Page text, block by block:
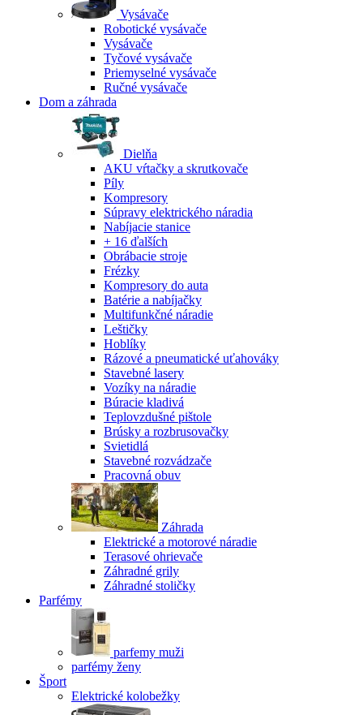
Vysávače
Robotické vysávače
Vysávače
Tyčové vysávače
Priemyselné vysávače
Ručné vysávače
Dom a záhrada
Dielňa
AKU vŕtačky a skrutkovače
Píly
Kompresory
Súpravy elektrického náradia
Nabíjacie stanice
+ 16 ďalších
Obrábacie stroje
Frézky
Kompresory do auta
Batérie a nabíjačky
Multifunkčné náradie
Leštičky
Hoblíky
Rázové a pneumatické uťahováky
Stavebné lasery
Vozíky na náradie
Búracie kladivá
Teplovzdušné pištole
Brúsky a rozbrusovačky
Svietidlá
Stavebné rozvádzače
Pracovná obuv
Záhrada
Elektrické a motorové náradie
Terasové ohrievače
Záhradné grily
Záhradné stoličky
Parfémy
parfemy muži
parfémy ženy
Šport
Elektrické kolobežky